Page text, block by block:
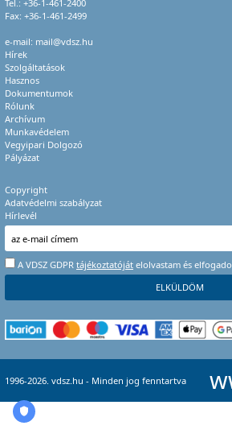
Tel.: +36-1-461-2400
Fax: +36-1-461-2499
e-mail: mail@vdsz.hu
Hírek
Szolgáltatások
Hasznos
Dokumentumok
Rólunk
Archívum
Munkavédelem
Vegyipari Dolgozó
Pályázat
Copyright
Adatvédelmi szabályzat
Hírlevél
A VDSZ GDPR tájékoztatóját elolvastam és
1996-2026. vdsz.hu - Minden jog fenntartva